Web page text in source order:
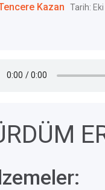
Kazan Tarih: